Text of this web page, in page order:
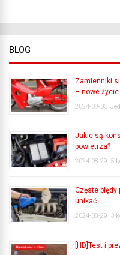
BLOG
Zamienniki
– nowe
2024-09-03
Jakie są
powietrza?
2024-08-29 5
Częste
unikać
2024-08-29 3
[HD]Test i